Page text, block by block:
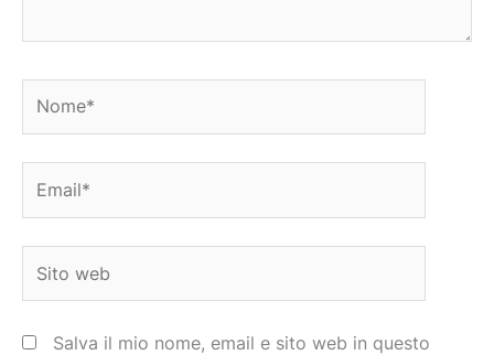
web
Salva il mio nome, email e sito web in questo